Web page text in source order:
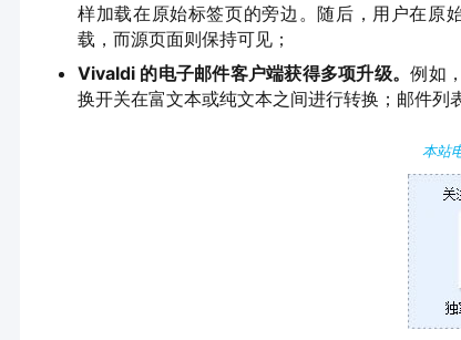
样加载在原始标签页的旁边。随后，用户在原
载，而源页面则保持可见；
Vivaldi 的电子邮件客户端获得多项升级。例如
换开关在富文本或纯文本之间进行转换；邮件列
本站